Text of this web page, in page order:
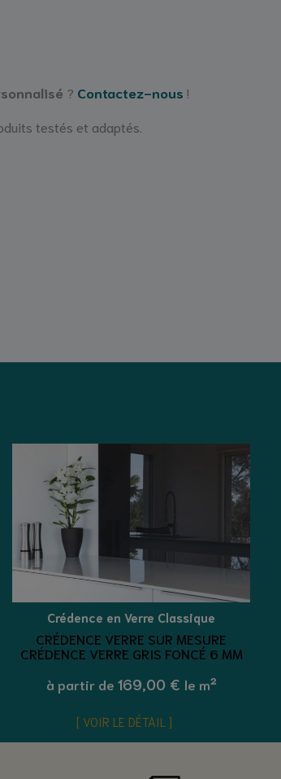
? Contactez-nous !
testés et adaptés.
Crédence en Verre Classique
CRÉDENCE VERRE SUR MESURE
CRÉDENCE VERRE GRIS FONCÉ 6 MM
à partir de 169,00 € le m²
VOIR LE DÉTAIL